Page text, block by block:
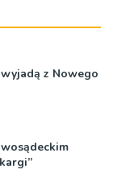
z Nowego